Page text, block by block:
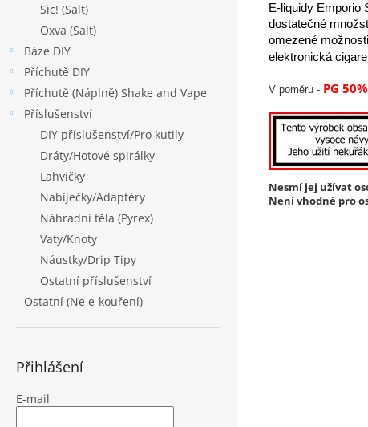
Sic! (Salt)
Oxva (Salt)
Báze DIY
Příchutě DIY
Příchutě (Náplně) Shake and Vape
Příslušenství
DIY příslušenství/Pro kutily
Dráty/Hotové spirálky
Lahvičky
Nabíječky/Adaptéry
Náhradní těla (Pyrex)
Vaty/Knoty
Náustky/Drip Tipy
Ostatní příslušenství
Ostatní (Ne e-kouření)
Přihlášení
E-mail
E-liquidy Emporio
dostatečné
omezené
elektronická
V poměru - PG
Nesmí jej užívat
Není vhodné pro